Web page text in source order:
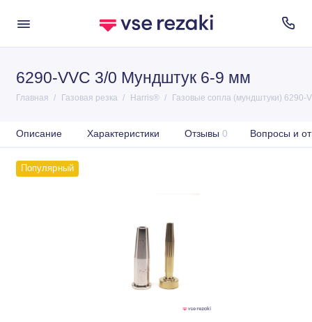
6290-VVC 3/0 Мундштук 6-9 мм
Главная Газовая резка Harris® Газовые сопла (мундштуки) 6290-
Описание Характеристики Отзывы 0 Вопросы и
Популярный